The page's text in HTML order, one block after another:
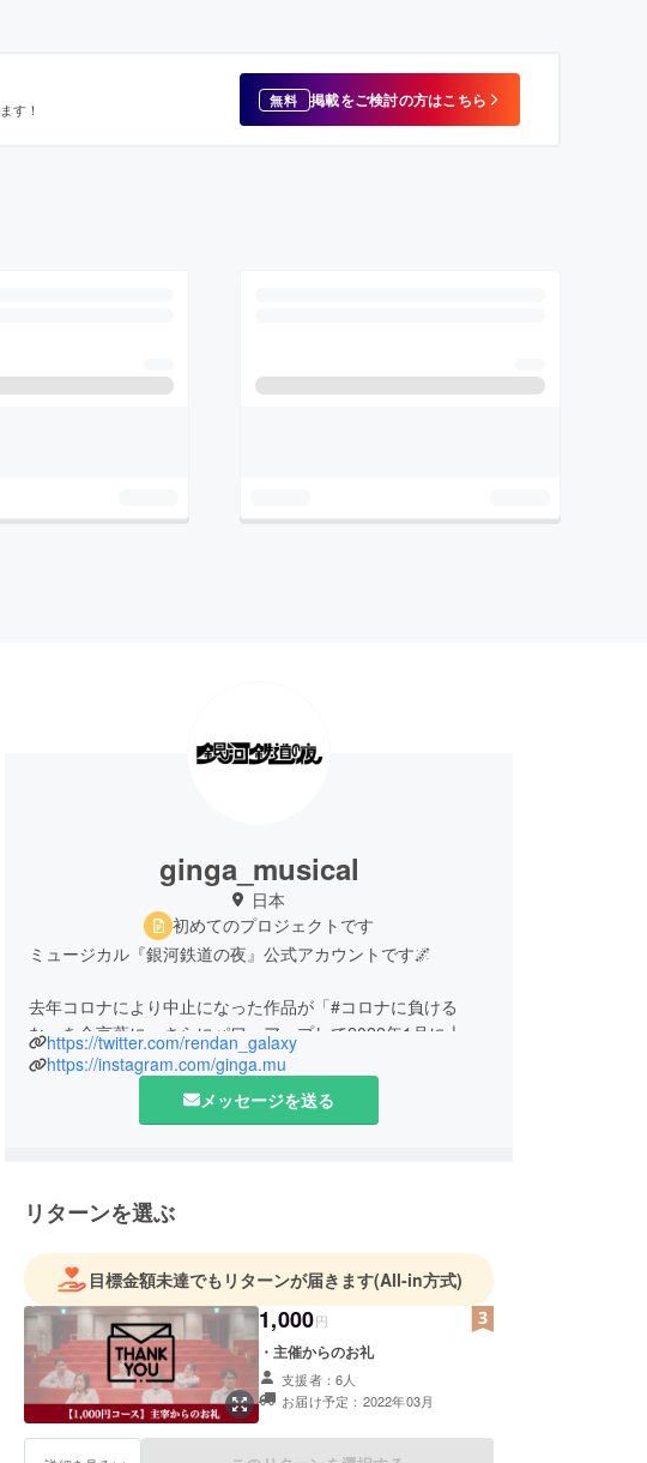
す！ 無料 掲載をご検討の方はこちら
ginga_musical
日本
初めてのプロジェクトです
ミュージカル『銀河鉄道の夜』公式アカウントです🌌
去年コロナにより中止になった作品が「#コロナに負ける
な」を合言葉に、さらにパワーアップして2022年1月に上演
決定💫
今年こそは何としても舞台をお客様にお届けしたい！
そのために、みなさまのご協力をどうぞよろしくお願いいた
https://twitter.com/rendan_galaxy
https://instagram.com/ginga.mu
メッセージを送る
リターンを選ぶ
目標金額未達でもリターンが届きます(All-in方式)
1,000円
・主催からのお礼
支援者：6人
お届け予定：2022年03月